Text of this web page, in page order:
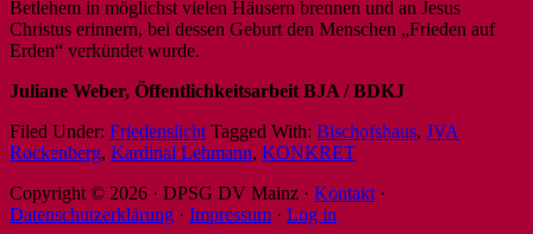
Betlehem in möglichst vielen Häusern brennen und an Jesus
Christus erinnern, bei dessen Geburt den Menschen „Frieden auf
Erden“ verkündet wurde.
Juliane Weber, Öffentlichkeitsarbeit BJA / BDKJ
Filed Under: Friedenslicht Tagged With: Bischofshaus, JVA
Rockenberg, Kardinal Lehmann, KONKRET
Copyright © 2026 · DPSG DV Mainz · Kontakt ·
Datenschutzerklärung · Impressum · Log in